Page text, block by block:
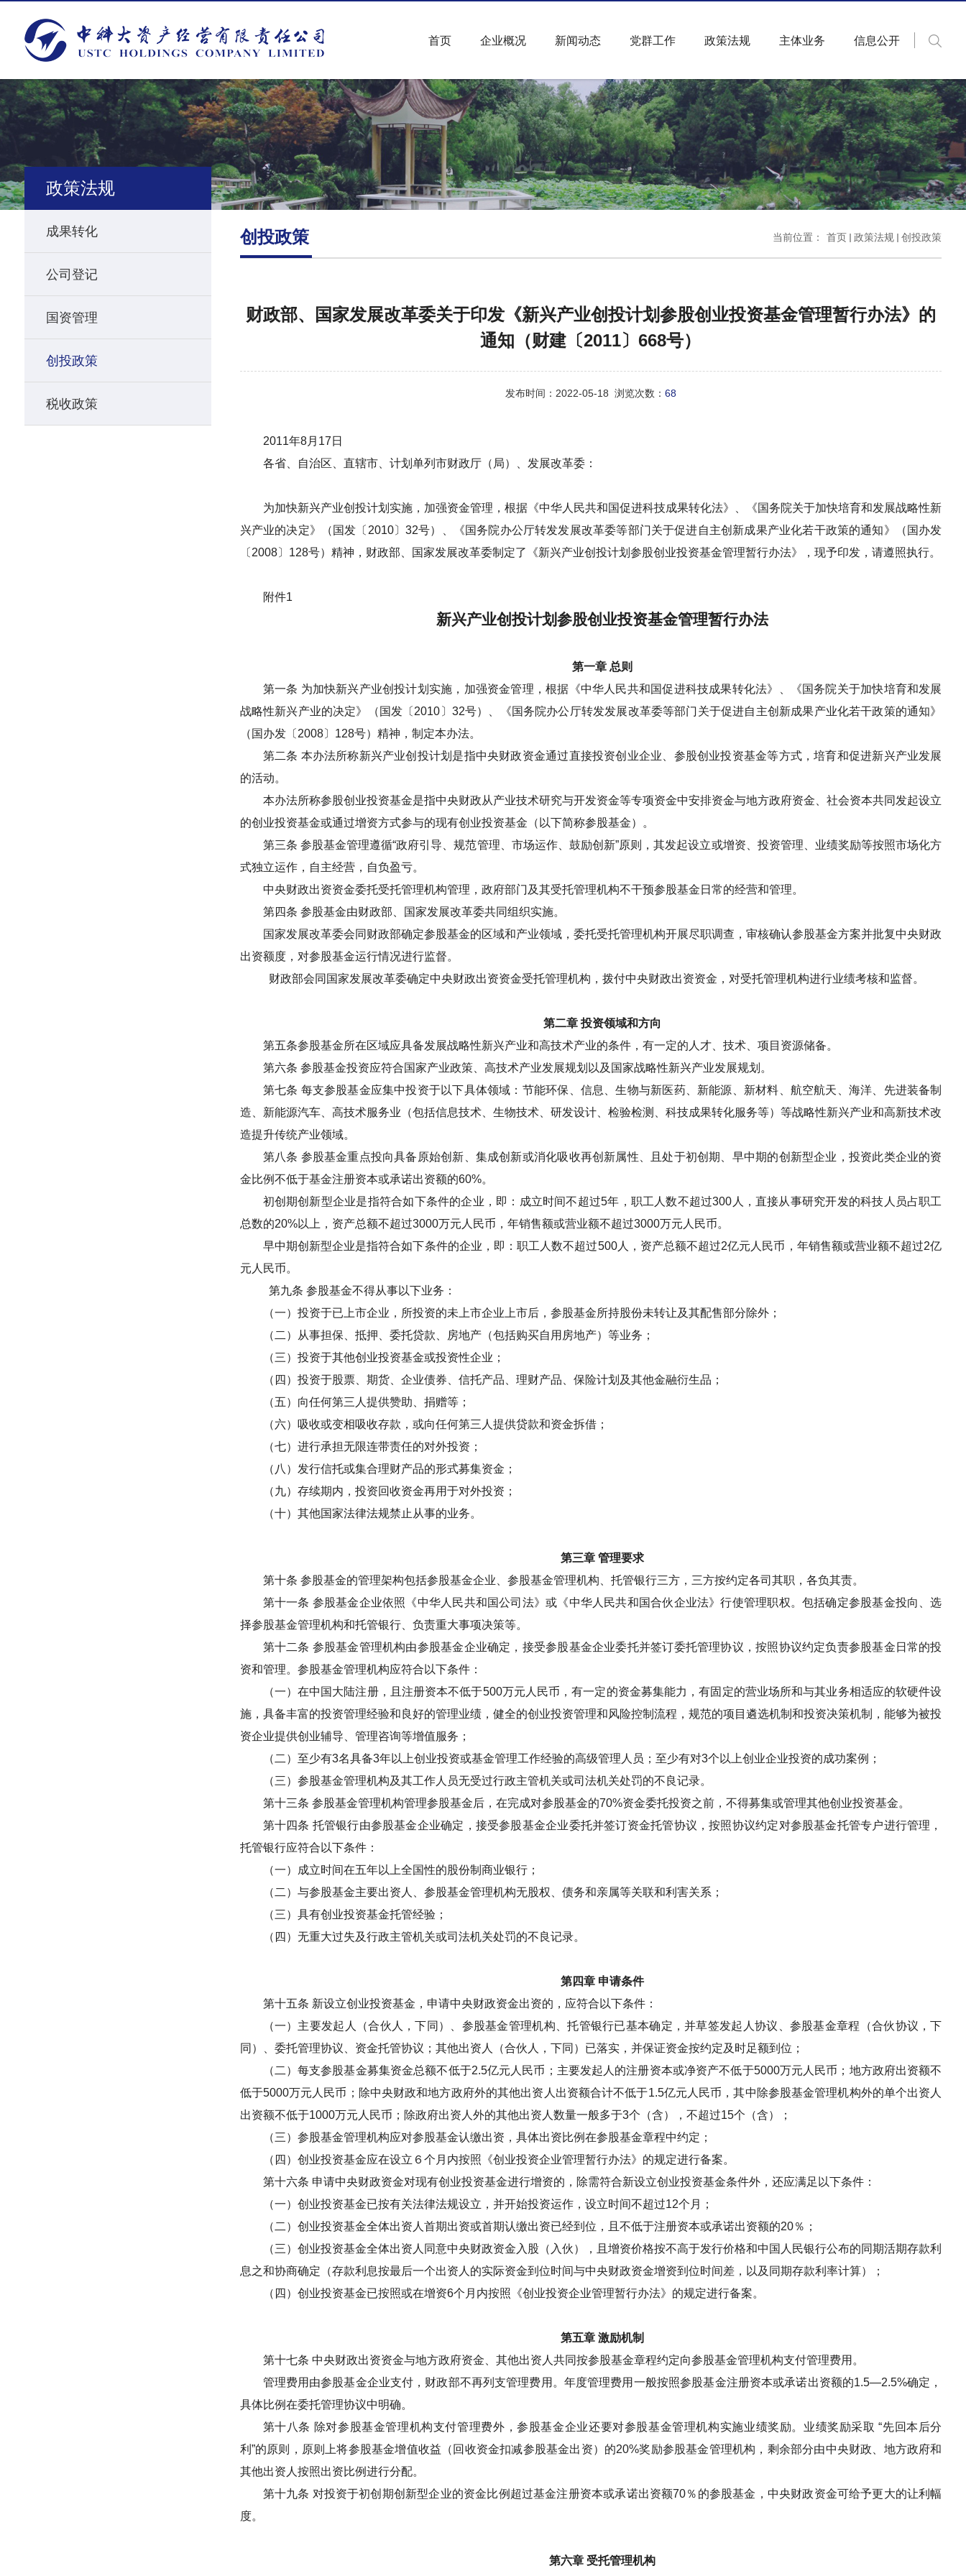
首页 企业概况 新闻动态 党群工作 政策法规 主体业务 信息公开
政策法规
成果转化
公司登记
国资管理
创投政策
税收政策
创投政策 当前位置： 首页 政策法规 创投政策
财政部、国家发展改革委关于印发《新兴产业创投计划参股创业投资基金管理暂行办法》的
通知（财建〔2011〕668号）
发布时间：2022-05-18 浏览次数： 68
2011年8月 17 日
各省、自治区、直辖市、计划单列市财政厅（局）、发展改革委：
为加快新兴产业创投计划实施，加强资金管理，根据《中华人民共和国促进科技成果转化法》、《国务院关于加快培育和发展战略性新
兴产业的决定》（国发 〔 2010〕32号）、《国务院办公厅转发发展改革委等部门关于促进自主创新成果产业化若干政策的通知》（国办发
〔 2008〕 128号）精神，财政部、国家发展改革委制定了《新兴产业创投计划参股创业投资基金管理暂行办法》，现予印发，请遵照执行。
附件1
新兴产业创投计划参股创业投资基金管理暂行办法
第一章 总则
第一条 为加快新兴产业创投计划实施，加强资金管理，根据《中华人民共和国促进科技成果转化法》、《国务院关于加快培育和发展
战略性新兴产业的决定》（国发 〔 2010 〕 32号）、《国务院办公厅转发发展改革委等部门关于促进自主创新成果产业化若干政策的通知》
（国办发〔 2008〕 128号）精神，制定本办法。
第二条 本办法所称新兴产业创投计划是指中央财政资金通过直接投资创业企业、参股创业投资基金等方式，培育和促进新兴产业发展
的活动。
本办法所称参股创业投资基金是指中央财政从产业技术研究与开发资金等专项资金中安排资金与地方政府资金、社会资本共同发起设立
的创业投资基金或通过增资方式参与的现有创业投资基金（以下简称参股基金）。
第三条 参股基金管理遵循“政府引导、规范管理、市场运作、鼓励创新”原则，其发起设立或增资、投资管理、业绩奖励等按照市场化方
式独立运作，自主经营，自负盈亏。
中央财政出资资金委托受托管理机构管理，政府部门及其受托管理机构不干预参股基金日常的经营和管理。
第四条 参股基金由财政部、国家发展改革委共同组织实施。
国家发展改革委会同财政部确定参股基金的区域和产业领域，委托受托管理机构开展尽职调查，审核确认参股基金方案并批复中央财政
出资额度，对参股基金运行情况进行监督。
财政部会同国家发展改革委确定中央财政出资资金受托管理机构，拨付中央财政出资资金，对受托管理机构进行业绩考核和监督。
第二章 投资领域和方向
第五条参股基金所在区域应具备发展战略性新兴产业和高技术产业的条件，有一定的人才、技术、项目资源储备。
第六条 参股基金投资应符合国家产业政策、高技术产业发展规划以及国家战略性新兴产业发展规划。
第七条 每支参股基金应集中投资于以下具体领域：节能环保、信息、生物与新医药、新能源、新材料、航空航天、海洋、先进装备制
造、新能源汽车、高技术服务业（包括信息技术、生物技术、研发设计、检验检测、科技成果转化服务等）等战略性新兴产业和高新技术改
造提升传统产业领域。
第八条 参股基金重点投向具备原始创新、集成创新或消化吸收再创新属性、且处于初创期、早中期的创新型企业，投资此类企业的资
金比例不低于基金注册资本或承诺出资额的60%。
初创期创新型企业是指符合如下条件的企业，即：成立时间不超过5年，职工人数不超过300 人，直接从事研究开发的科技人员占职工
总数的20%以上，资产总额不超过3000万元人民币，年销售额或营业额不超过3000万元人民币。
早中期创新型企业是指符合如下条件的企业，即：职工人数不超过500人，资产总额不超过2亿元人民币，年销售额或营业额不超过2亿
元人民币。
第九条 参股基金不得从事以下业务：
（一）投资于已上市企业，所投资的未上市企业上市后，参股基金所持股份未转让及其配售部分除外；
（二）从事担保、抵押、委托贷款、房地产（包括购买自用房地产）等业务；
（三）投资于其他创业投资基金或投资性企业；
（四）投资于股票、期货、企业债券、信托产品、理财产品、保险计划及其他金融衍生品；
（五）向任何第三人提供赞助、捐赠等；
（六）吸收或变相吸收存款，或向任何第三人提供贷款和资金拆借；
（七）进行承担无限连带责任的对外投资；
（八）发行信托或集合理财产品的形式募集资金；
（九）存续期内，投资回收资金再用于对外投资；
（十）其他国家法律法规禁止从事的业务。
第三章 管理要求
第十条 参股基金的管理架构包括参股基金企业、参股基金管理机构、托管银行三方，三方按约定各司其职，各负其责。
第十一条 参股基金企业依照《中华人民共和国公司法》或《中华人民共和国合伙企业法》行使管理职权。包括确定参股基金投向、选
择参股基金管理机构和托管银行、负责重大事项决策等。
第十二条 参股基金管理机构由参股基金企业确定，接受参股基金企业委托并签订委托管理协议，按照协议约定负责参股基金日常的投
资和管理。参股基金管理机构应符合以下条件：
（一）在中国大陆注册，且注册资本不低于500万元人民币，有一定的资金募集能力，有固定的营业场所和与其业务相适应的软硬件设
施，具备丰富的投资管理经验和良好的管理业绩，健全的创业投资管理和风险控制流程，规范的项目遴选机制和投资决策机制，能够为被投
资企业提供创业辅导、管理咨询等增值服务；
（二）至少有3名具备3年以上创业投资或基金管理工作经验的高级管理人员；至少有对3个以上创业企业投资的成功案例；
（三）参股基金管理机构及其工作人员无受过行政主管机关或司法机关处罚的不良记录。
第十三条 参股基金管理机构管理参股基金后，在完成对参股基金的70%资金委托投资之前，不得募集或管理其他创业投资基金。
第十四条 托管银行由参股基金企业确定，接受参股基金企业委托并签订资金托管协议，按照协议约定对参股基金托管专户进行管理，
托管银行应符合以下条件：
（一）成立时间在五年以上全国性的股份制商业银行；
（二）与参股基金主要出资人、参股基金管理机构无股权、债务和亲属等关联和利害关系；
（三）具有创业投资基金托管经验；
（四）无重大过失及行政主管机关或司法机关处罚的不良记录。
第四章 申请条件
第十五条 新设立创业投资基金，申请中央财政资金出资的，应符合以下条件：
（一）主要发起人（合伙人，下同）、参股基金管理机构、托管银行已基本确定，并草签发起人协议、参股基金章程（合伙协议，下
同）、委托管理协议、资金托管协议；其他出资人（合伙人，下同）已落实，并保证资金按约定及时足额到位；
（二）每支参股基金募集资金总额不低于2.5亿元人民币；主要发起人的注册资本或净资产不低于5000万元人民币；地方政府出资额不
低于5000万元人民币；除中央财政和地方政府外的其他出资人出资额合计不低于1.5亿元人民币，其中除参股基金管理机构外的单个出资人
出资额不低于1000万元人民币；除政府出资人外的其他出资人数量一般多于3个（含），不超过15个（含）；
（三）参股基金管理机构应对参股基金认缴出资，具体出资比例在参股基金章程中约定；
（四）创业投资基金应在设立６个月内按照《创业投资企业管理暂行办法》的规定进行备案。
第十六条 申请中央财政资金对现有创业投资基金进行增资的，除需符合新设立创业投资基金条件外，还应满足以下条件：
（一）创业投资基金已按有关法律法规设立，并开始投资运作，设立时间不超过12个月；
（二）创业投资基金全体出资人首期出资或首期认缴出资已经到位，且不低于注册资本或承诺出资额的20％；
（三）创业投资基金全体出资人同意中央财政资金入股（入伙），且增资价格按不高于发行价格和中国人民银行公布的同期活期存款利
息之和协商确定（存款利息按最后一个出资人的实际资金到位时间与中央财政资金增资到位时间差，以及同期存款利率计算）；
（四）创业投资基金已按照或在增资6个月内按照《创业投资企业管理暂行办法》的规定进行备案。
第五章 激励机制
第十七条 中央财政出资资金与地方政府资金、其他出资人共同按参股基金章程约定向参股基金管理机构支付管理费用。
管理费用由参股基金企业支付，财政部不再列支管理费用。年度管理费用一般按照参股基金注册资本或承诺出资额的1.5—2.5%确定，
具体比例在委托管理协议中明确。
第十八条 除对参股基金管理机构支付管理费外，参股基金企业还要对参股基金管理机构实施业绩奖励。业绩奖励采取 “先回本后分
利 ”的原则，原则上将参股基金增值收益（回收资金扣减参股基金出资）的20%奖励参股基金管理机构，剩余部分由中央财政、地方政府和
其他出资人按照出资比例进行分配。
第十九条 对投资于初创期创新型企业的资金比例超过基金注册资本或承诺出资额70％的参股基金，中央财政资金可给予更大的让利幅
度。
第六章 受托管理机构